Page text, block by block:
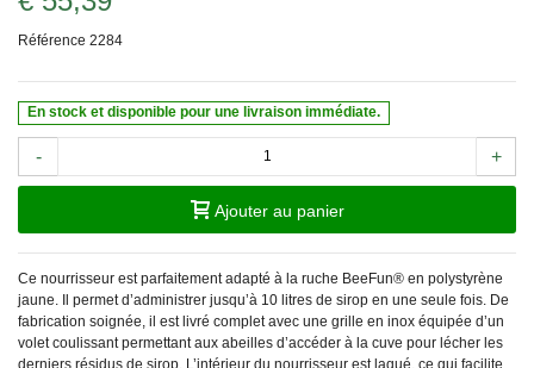
Référence 2284
En stock et disponible pour une livraison immédiate.
- +
Ajouter au panier
Ce nourrisseur est parfaitement adapté à la ruche BeeFun® en polystyrène
jaune. Il permet d’administrer jusqu’à 10 litres de sirop en une seule fois. De
fabrication soignée, il est livré complet avec une grille en inox équipée d’un
volet coulissant permettant aux abeilles d’accéder à la cuve pour lécher les
derniers résidus de sirop. L’intérieur du nourrisseur est laqué, ce qui facilite